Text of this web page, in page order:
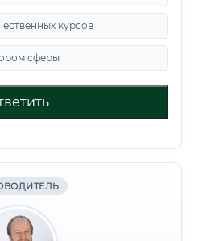
курсов
сферы